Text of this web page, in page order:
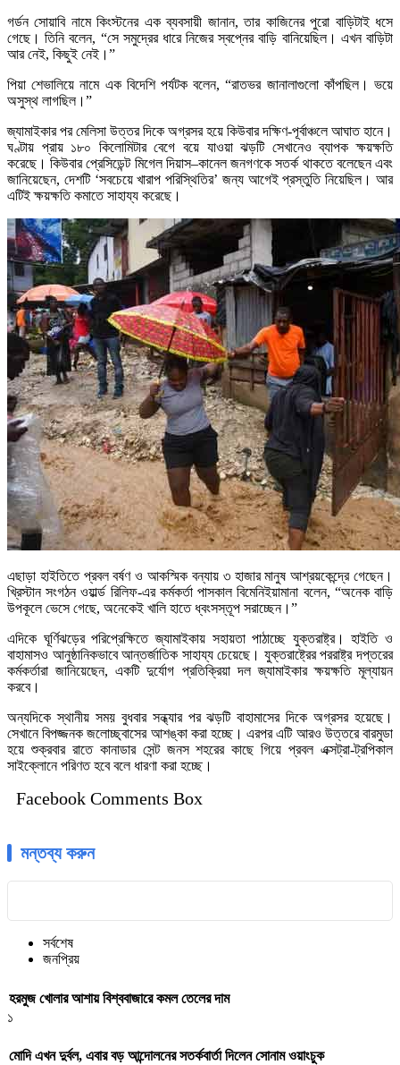
গর্ডন সোয়াবি নামে কিংস্টনের এক ব্যবসায়ী জানান, তার কাজিনের পুরো বাড়িটাই ধসে
গেছে। তিনি বলেন, “সে সমুদ্রের ধারে নিজের স্বপ্নের বাড়ি বানিয়েছিল। এখন বাড়িটা
আর নেই, কিছুই নেই।”
পিয়া শেভালিয়ে নামে এক বিদেশি পর্যটক বলেন, “রাতভর জানালাগুলো কাঁপছিল। ভয়ে
অসুস্থ লাগছিল।”
জ্যামাইকার পর মেলিসা উত্তর দিকে অগ্রসর হয়ে কিউবার দক্ষিণ-পূর্বাঞ্চলে আঘাত হানে।
ঘণ্টায় প্রায় ১৮০ কিলোমিটার বেগে বয়ে যাওয়া ঝড়টি সেখানেও ব্যাপক ক্ষয়ক্ষতি
করেছে। কিউবার প্রেসিডেন্ট মিগেল দিয়াস–কানেল জনগণকে সতর্ক থাকতে বলেছেন এবং
জানিয়েছেন, দেশটি ‘সবচেয়ে খারাপ পরিস্থিতির’ জন্য আগেই প্রস্তুতি নিয়েছিল। আর
এটিই ক্ষয়ক্ষতি কমাতে সাহায্য করেছে।
এছাড়া হাইতিতে প্রবল বর্ষণ ও আকস্মিক বন্যায় ৩ হাজার মানুষ আশ্রয়কেন্দ্রে গেছেন।
খ্রিস্টান সংগঠন ওয়ার্ল্ড রিলিফ-এর কর্মকর্তা পাসকাল বিমেনিইয়ামানা বলেন, “অনেক বাড়ি
উপকূলে ভেসে গেছে, অনেকেই খালি হাতে ধ্বংসস্তূপ সরাচ্ছেন।”
এদিকে ঘূর্ণিঝড়ের পরিপ্রেক্ষিতে জ্যামাইকায় সহায়তা পাঠাচ্ছে যুক্তরাষ্ট্র। হাইতি ও
বাহামাসও আনুষ্ঠানিকভাবে আন্তর্জাতিক সাহায্য চেয়েছে। যুক্তরাষ্ট্রের পররাষ্ট্র দপ্তরের
কর্মকর্তারা জানিয়েছেন, একটি দুর্যোগ প্রতিক্রিয়া দল জ্যামাইকার ক্ষয়ক্ষতি মূল্যায়ন
করবে।
অন্যদিকে স্থানীয় সময় বুধবার সন্ধ্যার পর ঝড়টি বাহামাসের দিকে অগ্রসর হয়েছে।
সেখানে বিপজ্জনক জলোচ্ছ্বাসের আশঙ্কা করা হচ্ছে। এরপর এটি আরও উত্তরে বারমুডা
হয়ে শুক্রবার রাতে কানাডার সেন্ট জনস শহরের কাছে গিয়ে প্রবল এক্সট্রা-ট্রপিকাল
সাইক্লোনে পরিণত হবে বলে ধারণা করা হচ্ছে।
Facebook Comments Box
মন্তব্য করুন
সর্বশেষ
জনপ্রিয়
হরমুজ খোলার আশায় বিশ্ববাজারে কমল তেলের দাম
১
মোদি এখন দুর্বল, এবার বড় আন্দোলনের সতর্কবার্তা দিলেন সোনাম ওয়াংচুক